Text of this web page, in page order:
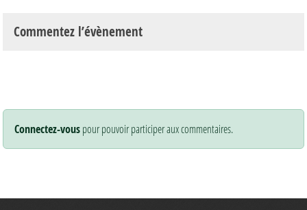
Commentez l’évènement
Connectez-vouspour pouvoir participer aux commentaires.